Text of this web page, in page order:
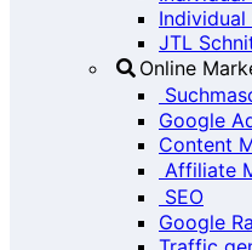
Individual
JTL
Online
Google
Content
Affiliate
SEO
Google